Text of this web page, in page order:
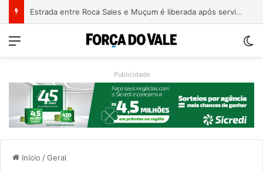
Estrada entre Roca Sales e Muçum é liberada após serviços de manutenção
Menu
Publicidade
Início /Geral